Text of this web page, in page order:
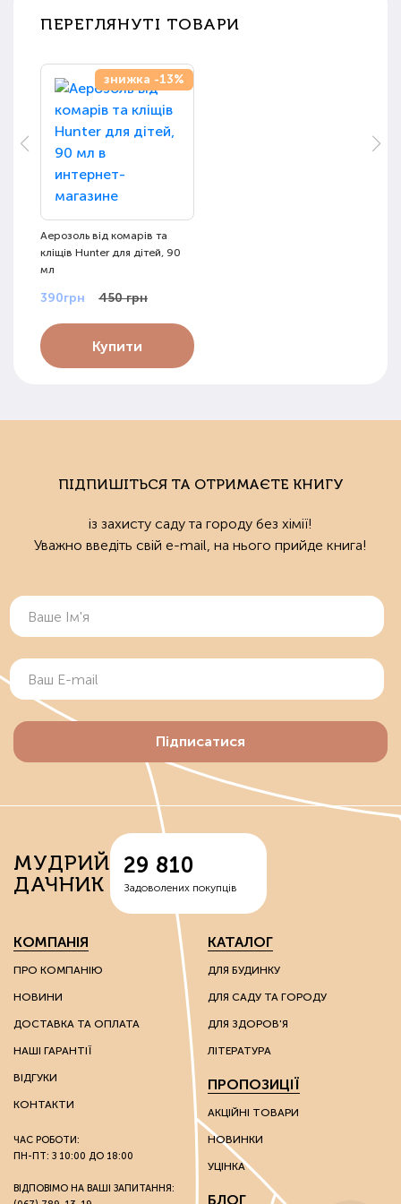
ПЕРЕГЛЯНУТІ ТОВАРИ
знижка -13%
Аерозоль від комарів та
кліщів Hunter для дітей, 90
мл
390грн 450 грн
Купити
ПІДПИШІТЬСЯ ТА ОТРИМАЄТЕ КНИГУ
із захисту саду та городу без хімії!
Уважно введіть свій e-mail, на нього прийде книга!
Підписатися
МУДРИЙ
ДАЧНИК
29 810
Задоволених покупців
КОМПАНІЯ
ПРО КОМПАНІЮ
НОВИНИ
ДОСТАВКА ТА ОПЛАТА
НАШІ ГАРАНТІЇ
ВІДГУКИ
КОНТАКТИ
ЧАС РОБОТИ:
ПН-ПТ: З 10:00 ДО 18:00
ВІДПОВІМО НА ВАШІ ЗАПИТАННЯ:
КАТАЛОГ
ДЛЯ БУДИНКУ
ДЛЯ САДУ ТА ГОРОДУ
ДЛЯ ЗДОРОВ'Я
ЛІТЕРАТУРА
ПРОПОЗИЦІЇ
АКЦІЙНІ ТОВАРИ
НОВИНКИ
УЦІНКА
БЛОГ